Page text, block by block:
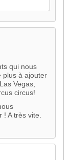
qui nous
plus à ajouter
Vegas,
circus!
A très vite.